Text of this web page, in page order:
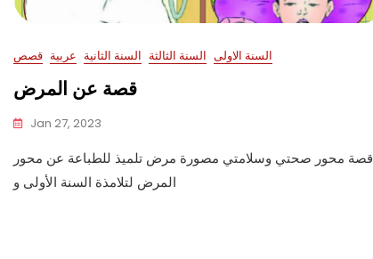
السنة الاولى السنة الثالثة السنة الثانية عربية قصص
قصة عن المرض
Jan 27, 2023
قصة محور صحتي وسلامتي مصورة مرض تلميذ للطباعة عن محور
المرض لتلامذة السنة الأولى و